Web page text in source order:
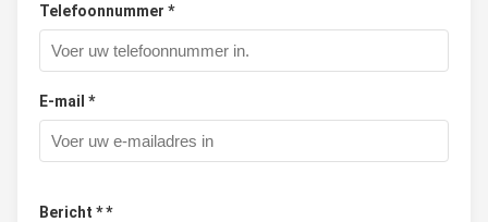
Telefoonnummer *
E-mail *
Bericht * *